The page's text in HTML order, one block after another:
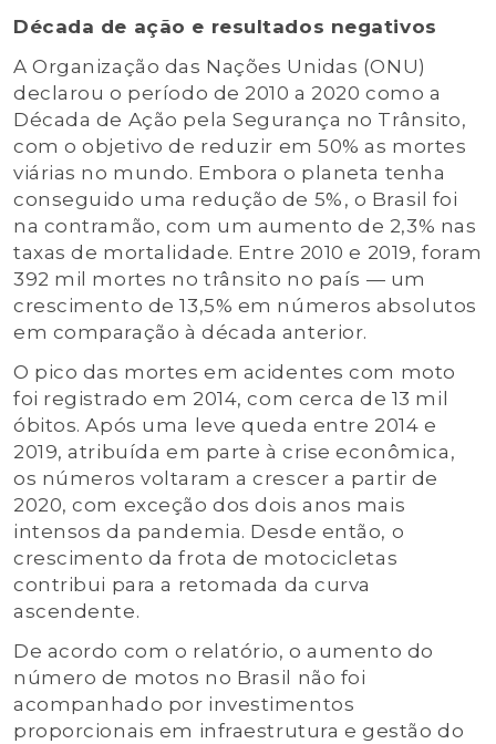
Década de ação e resultados negativos
A Organização das Nações Unidas (ONU)
declarou o período de 2010 a 2020 como a
Década de Ação pela Segurança no Trânsito,
com o objetivo de reduzir em 50% as mortes
viárias no mundo. Embora o planeta tenha
conseguido uma redução de 5%, o Brasil foi
na contramão, com um aumento de 2,3% nas
taxas de mortalidade. Entre 2010 e 2019, foram
392 mil mortes no trânsito no país — um
crescimento de 13,5% em números absolutos
em comparação à década anterior.
O pico das mortes em acidentes com moto
foi registrado em 2014, com cerca de 13 mil
óbitos. Após uma leve queda entre 2014 e
2019, atribuída em parte à crise econômica,
os números voltaram a crescer a partir de
2020, com exceção dos dois anos mais
intensos da pandemia. Desde então, o
crescimento da frota de motocicletas
contribui para a retomada da curva
ascendente.
De acordo com o relatório, o aumento do
número de motos no Brasil não foi
acompanhado por investimentos
proporcionais em infraestrutura e gestão do